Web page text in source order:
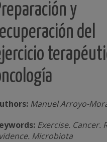
y
del
Manuel Arroyo-
Exercise. Cancer.
Microbiota